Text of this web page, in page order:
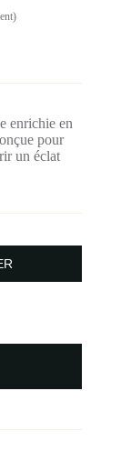
enrichie en
pour
un éclat